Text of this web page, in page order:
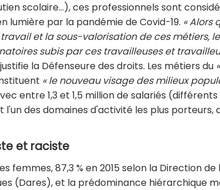
scolaire...), ces professionnels sont
lumière par la pandémie de Covid-19. « Alors
et la sous-valorisation de ces métiers,
subis par ces travailleuses et
justifie la Défenseure des droits. Les métiers du
« le nouveau visage des milieux
entre 1,3 et 1,5 million de salariés
des domaines d'activité les plus porteurs,
et raciste
femmes, 87,3 % en 2015 selon la Direction
(Dares), et la prédominance hiérarchique